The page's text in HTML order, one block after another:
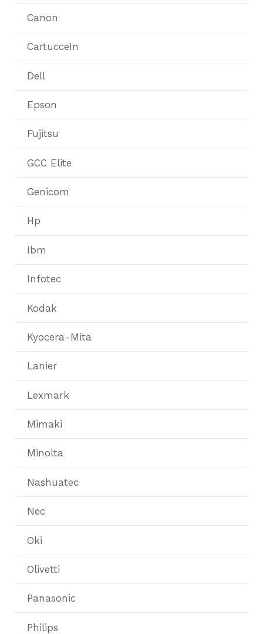
Canon
CartucceIn
Dell
Epson
Fujitsu
GCC Elite
Genicom
Hp
Ibm
Infotec
Kodak
Kyocera-Mita
Lanier
Lexmark
Mimaki
Minolta
Nashuatec
Nec
Oki
Olivetti
Panasonic
Philips